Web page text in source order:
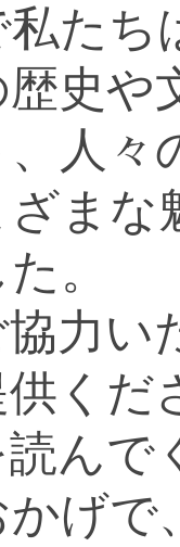
私たち
歴史や
人々
ざまな
。
力い
くだ
んで
かげで